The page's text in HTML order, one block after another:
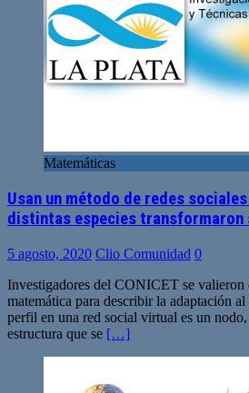
Matemáticas
Usan un método de redes
distintas especies transformaron
5 agosto, 2020 Clio Comunidad 0
Investigadores del CONICET se valieron
matemática para describir la adaptación
perfil en una red social virtual es un
estructura que se […]